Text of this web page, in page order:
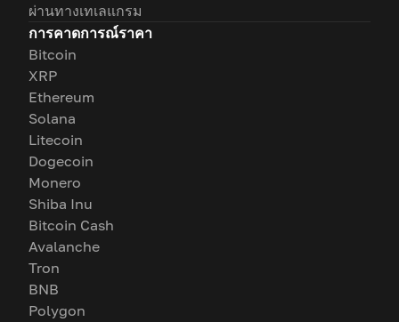
ผ่านทางเทเลแกรม
การคาดการณ์ราคา
Bitcoin
XRP
Ethereum
Solana
Litecoin
Dogecoin
Monero
Shiba Inu
Bitcoin Cash
Avalanche
Tron
BNB
Polygon